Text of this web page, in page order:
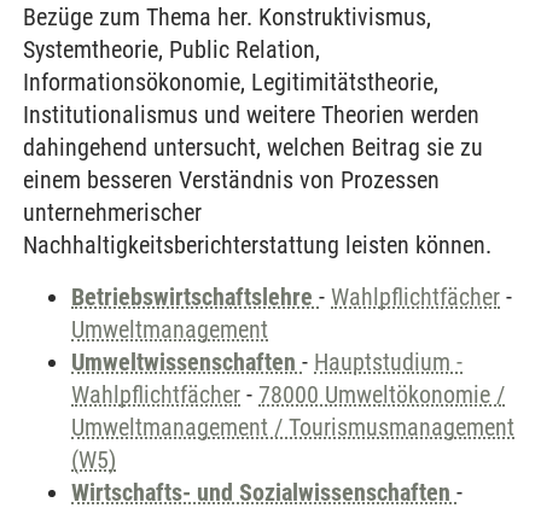
Bezüge zum Thema her. Konstruktivismus,
Systemtheorie, Public Relation,
Informationsökonomie, Legitimitätstheorie,
Institutionalismus und weitere Theorien werden
dahingehend untersucht, welchen Beitrag sie zu
einem besseren Verständnis von Prozessen
unternehmerischer
Nachhaltigkeitsberichterstattung leisten können.
Betriebswirtschaftslehre - Wahlpflichtfächer -
Umweltmanagement
Umweltwissenschaften - Hauptstudium -
Wahlpflichtfächer - 78000 Umweltökonomie /
Umweltmanagement / Tourismusmanagement
(W5)
Wirtschafts- und Sozialwissenschaften -